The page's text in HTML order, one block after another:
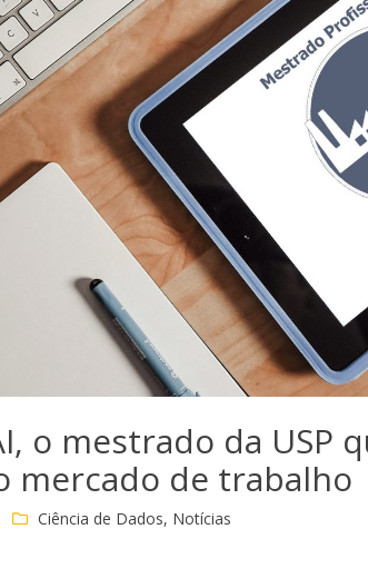
o mestrado da USP
mercado de trabalho
Ciência de Dados, Notícias